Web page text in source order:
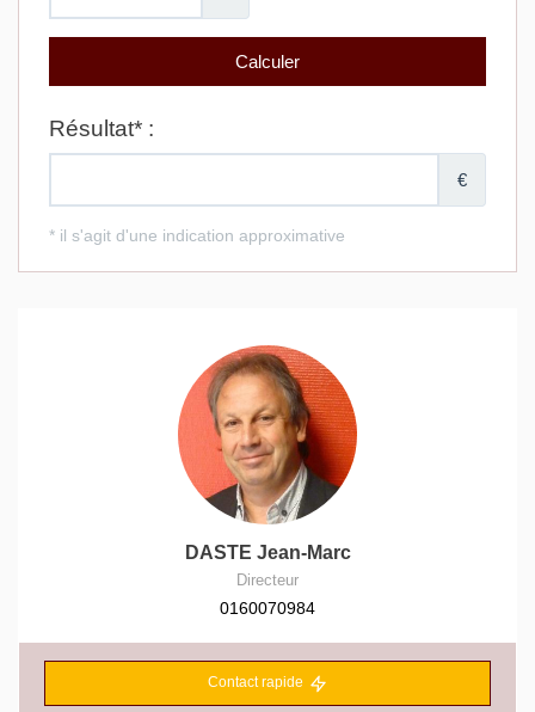
DASTE Jean-Marc
Directeur
0160070984
Contact rapide